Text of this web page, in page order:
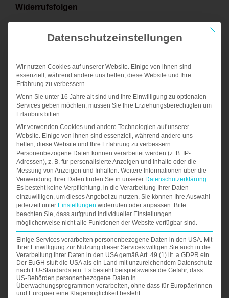
Widerrufsfolgen
Im Falle eines wirksamen Widerrufs sind die
beiderseits empfangenen Leistungen
zurückzugewähren und ggf. gezogene
Nutzungen (z.B. Zinsen) herauszugeben.
Können Sie uns die empfangene Leistung sowie
Nutzungen (z.B. Gebrauchsvorteile) nicht oder
teilweise nicht oder nur in verschlechtertem
Zustand zurückgewähren beziehungsweise
herausgeben, müssen Sie uns insoweit
Wertersatz leisten. Dies kann dazu führen, dass
Sie die vertraglichen Zahlungsverpflichtungen
für den Zeitraum bis zum Widerruf gleichwohl
erfüllen müssen. Verpflichtungen zur Erstattung
von Zahlungen müssen innerhalb von 30 Tagen
erfüllt werden. Die Frist beginnt für Sie mit der
Absendung Ihrer Widerrufserklärung, für uns mit
Mit
Datenschutzeinstellungen
Wir nutzen Cookies auf unserer Website. Einige von ihnen sind
essenziell, während andere uns helfen, diese Website und Ihre
Erfahrung zu verbessern.
Wenn Sie unter 16 Jahre alt sind und Ihre Einwilligung zu optionalen
Services geben möchten, müssen Sie Ihre Erziehungsberechtigten um
Erlaubnis bitten.
Wir verwenden Cookies und andere Technologien auf unserer
Website. Einige von ihnen sind essenziell, während andere uns
helfen, diese Website und Ihre Erfahrung zu verbessern.
Personenbezogene Daten können verarbeitet werden (z. B. IP-
Adressen), z. B. für personalisierte Anzeigen und Inhalte oder die
Messung von Anzeigen und Inhalten. Weitere Informationen über die
Verwendung Ihrer Daten finden Sie in unserer Datenschutzerklärung.
Es besteht keine Verpflichtung, in die Verarbeitung Ihrer Daten
einzuwilligen, um dieses Angebot zu nutzen. Sie können Ihre Auswahl
jederzeit unter Einstellungen widerrufen oder anpassen. Bitte
beachten Sie, dass aufgrund individueller Einstellungen
möglicherweise nicht alle Funktionen der Website verfügbar sind.
Einige Services verarbeiten personenbezogene Daten in den USA. Mit
Ihrer Einwilligung zur Nutzung dieser Services willigen Sie auch in die
Verarbeitung Ihrer Daten in den USA gemäß Art. 49 (1) lit. a GDPR ein.
Der EuGH stuft die USA als ein Land mit unzureichendem Datenschutz
nach EU-Standards ein. Es besteht beispielsweise die Gefahr, dass
US-Behörden personenbezogene Daten in
Überwachungsprogrammen verarbeiten, ohne dass für Europäerinnen
und Europäer eine Klagemöglichkeit besteht.